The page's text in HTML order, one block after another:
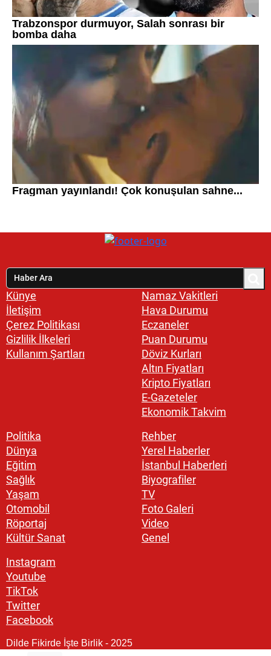
Künye
İletişim
Çerez Politikası
Gizlilik İlkeleri
Kullanım Şartları
Namaz Vakitleri
Hava Durumu
Eczaneler
Puan Durumu
Döviz Kurları
Altın Fiyatları
Kripto Fiyatları
E-Gazeteler
Ekonomik Takvim
Politika
Dünya
Eğitim
Sağlık
Yaşam
Otomobil
Röportaj
Kültür Sanat
Rehber
Yerel Haberler
İstanbul Haberleri
Biyografiler
TV
Foto Galeri
Video
Genel
Instagram
Youtube
TikTok
Twitter
Facebook
Dilde Fikirde İşte Birlik - 2025